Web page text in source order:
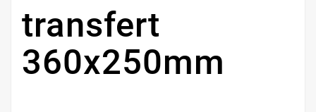
transfert
360x250mm